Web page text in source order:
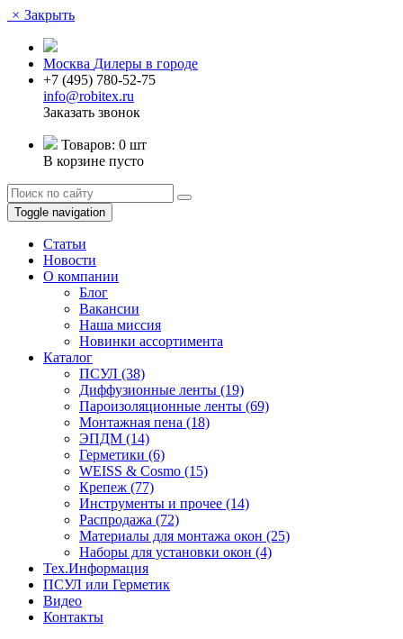
× Закрыть
Москва Дилеры в городе
+7 (495) 780-52-75
info@robitex.ru
Заказать звонок
Товаров: 0 шт
В корзине пусто
Toggle navigation
Статьи
Новости
О компании
Блог
Вакансии
Наша миссия
Новинки ассортимента
Каталог
ПСУЛ (38)
Диффузионные ленты (19)
Пароизоляционные ленты (69)
Монтажная пена (18)
ЭПДМ (14)
Герметики (6)
WEISS & Cosmo (15)
Крепеж (77)
Инструменты и прочее (14)
Распродажа (72)
Материалы для монтажа окон (25)
Наборы для установки окон (4)
Тех.Информация
ПСУЛ или Герметик
Видео
Контакты